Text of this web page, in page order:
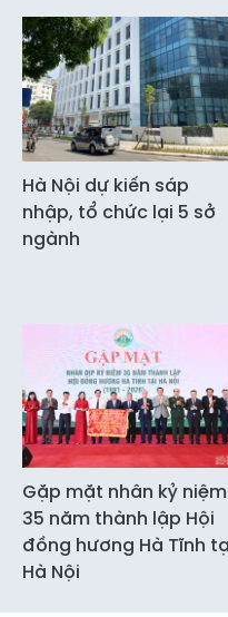
Hà Nội dự kiến sáp
nhập, tổ chức lại 5 sở
ngành
Gặp mặt nhân kỷ niệm
35 năm thành lập Hội
đồng hương Hà Tĩnh
Hà Nội